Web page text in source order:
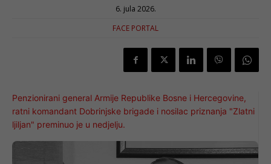
6. jula 2026.
FACE PORTAL
Penzionirani general Armije Republike Bosne i Hercegovine,
ratni komandant Dobrinjske brigade i nosilac priznanja "Zlatni
ljiljan" preminuo je u nedjelju.